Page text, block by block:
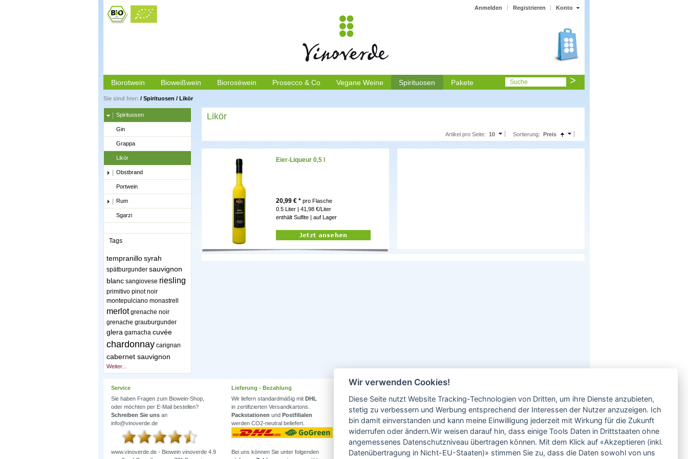
Konto
Anmelden Registrieren
Biorotwein Bioweißwein Bioroséwein Prosecco & Co Vegane Weine Spirituosen Pakete Suche
Sie sind hier: / Spirituosen / Likör
Spirituosen
Gin
Grappa
Likör
Obstbrand
Portwein
Rum
Sgarzi
Tags
tempranillosyrah
spätburgunder sauvignon
blanc sangiovese riesling
primitivo pinot noir
montepulciano monastrell
merlot grenache noir
grenache grauburgunder
glera garnacha cuvée
chardonnay carignan
cabernet sauvignon
Weiter...
Likör
Sortierung: Preis
Artikel pro Seite: 10
Eier-Liqueur 0,5 l
20,99 € * pro Flasche
0.5 Liter | 41,98 €/Liter
enthält Sulfite | auf Lager
Service
Sie haben Fragen zum Biowein-Shop,
oder möchten per E-Mail bestellen?
Schreiben Sie uns an
info@vinoverde.de
www.vinoverde.de - Biowein vinoverde 4.9
Lieferung - Bezahlung
Wir liefern standardmäßig mit DHL
in zertifizierten Versandkartons.
Packstationen und Postfilialen
werden CO2-neutral beliefert.
Bei uns können Sie unter folgenden
Wissenswertes
Erfahren Sie mehr über
Biowein in unserem Blog
oder Folgen Sie uns!
Facebook
Instagram
Neben einem ausgesuchten Sortiment an
Biowein, Biospirituosen und Biofeinkost bieten
wir Ihnen u.a. folgende
Vorteile
große Auswahl
nur 5,79 EUR Versand (DE)
ab 95 EUR frei Haus (DE)
14 Tage Rückgaberecht
Wir verwenden Cookies!
Diese Seite nutzt Website Tracking-Technologien von Dritten, um ihre Dienste anzubieten,
stetig zu verbessern und Werbung entsprechend der Interessen der Nutzer anzuzeigen. Ich
bin damit einverstanden und kann meine Einwilligung jederzeit mit Wirkung für die Zukunft
widerrufen oder ändern.Wir weisen darauf hin, dass einige Tools Daten in Drittstaaten ohne
angemessenes Datenschutzniveau übertragen können. Mit dem Klick auf «Akzeptieren (inkl.
Datenübertragung in Nicht-EU-Staaten)» stimmen Sie zu, dass die Daten sowohl von uns